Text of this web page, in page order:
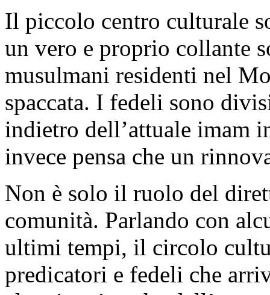
Il piccolo centro culturale
un vero e proprio collante
musulmani residenti nel
spaccata. I fedeli sono
indietro dell’attuale imam
invece pensa che un
Non è solo il ruolo del
comunità. Parlando con
ultimi tempi, il circolo
predicatori e fedeli che